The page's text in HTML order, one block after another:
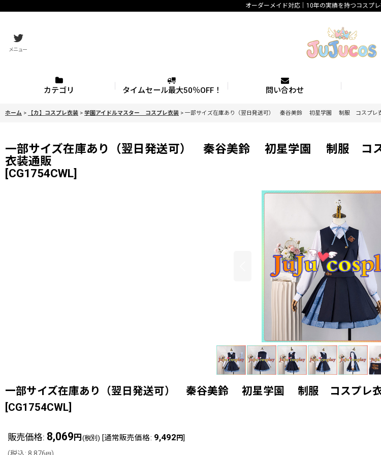
オーダーメイド対応｜10年の実績を持つコスプ
メニュー
カテゴリ タイムセール最大50％OFF！ 問い合わせ
ホーム > 【カ】コスプレ衣装 > 学園アイドルマスター コスプレ衣装 > 一部サイズ在庫あり（翌日発送可） 秦谷美鈴 初星学園 制服 コスプ
一部サイズ在庫あり（翌日発送可） 秦谷美鈴 初星学園 制服 コ
衣装通販
[CG1754CWL]
一部サイズ在庫あり（翌日発送可） 秦谷美鈴 初星学園 制服 コスプ
[CG1754CWL]
販売価格: 8,069 円 (税別) [通常販売価格: 9,492 円]